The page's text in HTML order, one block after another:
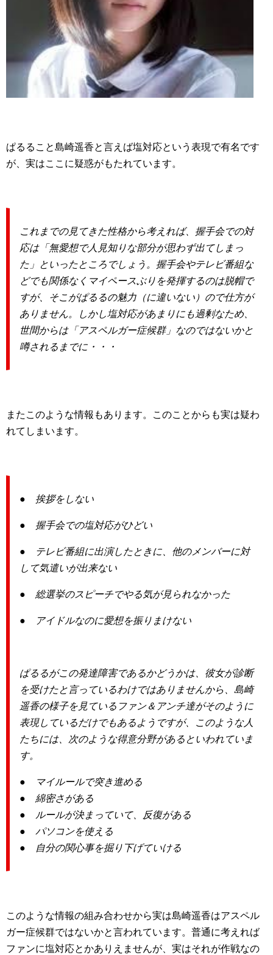
ぱるること島崎遥香と言えば塩対応という表現で有名です
が、実はここに疑惑がもたれています。
これまでの見てきた性格から考えれば、握手会での対
応は「無愛想で人見知りな部分が思わず出てしまっ
た」といったところでしょう。握手会やテレビ番組な
どでも関係なくマイペースぶりを発揮するのは脱帽で
すが、そこがぱるるの魅力（に違いない）ので仕方が
ありません。しかし塩対応があまりにも過剰なため、
世間からは「アスペルガー症候群」なのではないかと
噂されるまでに・・・
またこのような情報もあります。このことからも実は疑わ
れてしまいます。
● 挨拶をしない
● 握手会での塩対応がひどい
● テレビ番組に出演したときに、他のメンバーに対
して気遣いが出来ない
● 総選挙のスピーチでやる気が見られなかった
● アイドルなのに愛想を振りまけない
ぱるるがこの発達障害であるかどうかは、彼女が診断
を受けたと言っているわけではありませんから、島崎
遥香の様子を見ているファン＆アンチ達がそのように
表現しているだけでもあるようですが、このような人
たちには、次のような得意分野があるといわれていま
す。
● マイルールで突き進める
● 綿密さがある
● ルールが決まっていて、反復がある
● パソコンを使える
● 自分の関心事を掘り下げていける
このような情報の組み合わせから実は島崎遥香はアスペル
ガー症候群ではないかと言われています。普通に考えれば
ファンに塩対応とかありえませんが、実はそれが作戦なの